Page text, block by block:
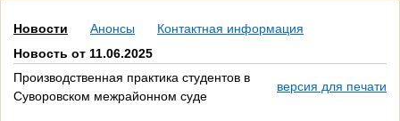
Новости Анонсы
Контактная информация
Новость от 11.06.2025
Производственная практика студентов в
Суворовском межрайонном суде
версия для печати